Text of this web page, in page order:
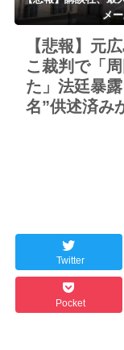
メ
【悲報】元
こ裁判で「
た」法廷暴
名”供述済み
Twitter
Pocket